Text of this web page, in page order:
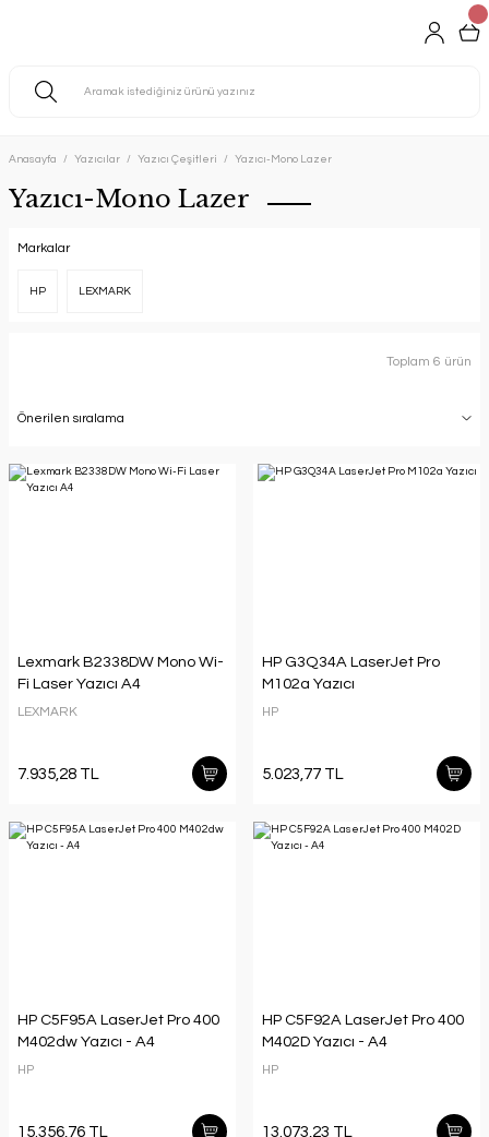
Anasayfa Yazıcılar Yazıcı Çeşitleri Yazıcı-Mono Lazer
Yazıcı-Mono Lazer
Markalar
HP LEXMARK
Toplam 6 ürün
Lexmark B2338DW Mono Wi-
Fi Laser Yazıcı A4
LEXMARK
7.935,28 TL
HP G3Q34A LaserJet Pro
M102a Yazıcı
HP
5.023,77 TL
HP C5F95A LaserJet Pro 400
M402dw Yazıcı - A4
HP
15.356,76 TL
HP C5F92A LaserJet Pro 400
M402D Yazıcı - A4
HP
13.073,23 TL